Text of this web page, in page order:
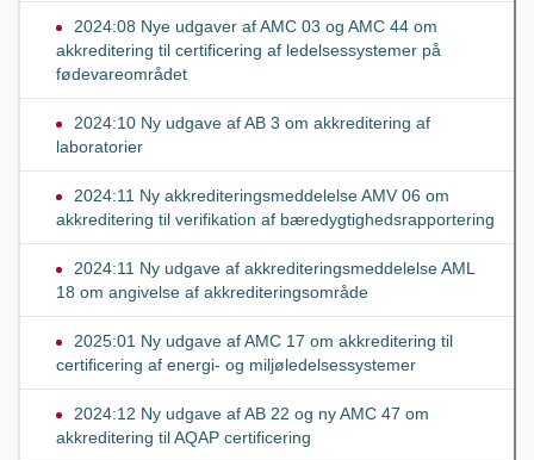
2024:08 Nye udgaver af AMC 03 og AMC 44 om
akkreditering til certificering af ledelsessystemer på
fødevareområdet
2024:10 Ny udgave af AB 3 om akkreditering af
laboratorier
2024:11 Ny akkrediteringsmeddelelse AMV 06 om
akkreditering til verifikation af bæredygtighedsrapportering
2024:11 Ny udgave af akkrediteringsmeddelelse AML
18 om angivelse af akkrediteringsområde
2025:01 Ny udgave af AMC 17 om akkreditering til
certificering af energi- og miljøledelsessystemer
2024:12 Ny udgave af AB 22 og ny AMC 47 om
akkreditering til AQAP certificering